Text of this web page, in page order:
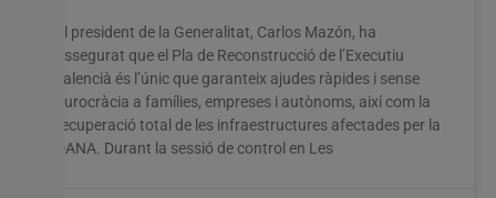
El president de la Generalitat, Carlos Mazón, ha
assegurat que el Pla de Reconstrucció de l’Executiu
valencià és l’únic que garanteix ajudes ràpides i sense
burocràcia a famílies, empreses i autònoms, així com la
recuperació total de les infraestructures afectades per la
DANA. Durant la sessió de control en Les